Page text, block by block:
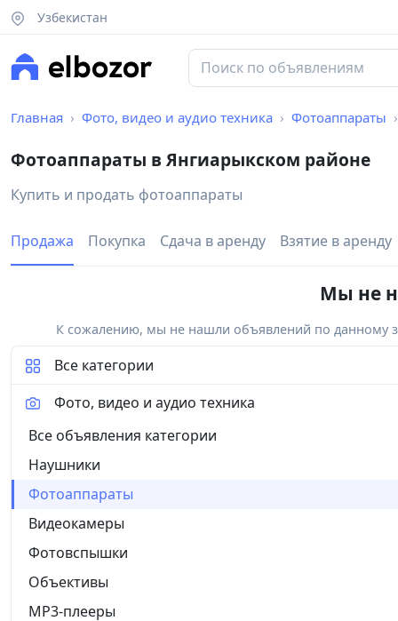
Узбекистан
Главная Фото, видео и аудио техника Фотоаппараты
Фотоаппараты в Янгиарыкском районе
Купить и продать фотоаппараты
Продажа Покупка Сдача в аренду Взятие в аренду
Мы не
К сожалению, мы не нашли объявлений по данному
Все категории
Фото, видео и аудио техника
Все объявления категории
Наушники
Фотоаппараты
Видеокамеры
Фотовспышки
Объективы
MP3-плееры